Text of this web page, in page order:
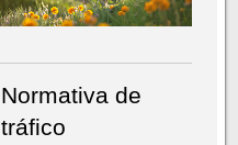
Normativa de
tráfico